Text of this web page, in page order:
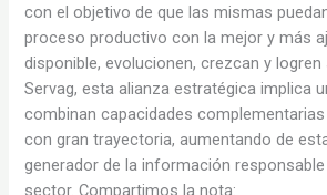
con el objetivo de que las mismas
proceso productivo con la mejor y más
disponible, evolucionen, crezcan y
Servag, esta alianza estratégica implica
combinan capacidades
con gran trayectoria, aumentando de
generador de la información
sector. Compartimos la nota: